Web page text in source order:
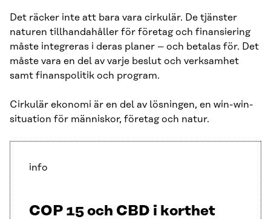
Det räcker inte att bara vara cirkulär. De tjänster
naturen tillhandahåller för företag och finansiering
måste integreras i deras planer – och betalas för. Det
måste vara en del av varje beslut och verksamhet
samt finanspolitik och program.
Cirkulär ekonomi är en del av lösningen, en win-win-
situation för människor, företag och natur.
info
COP 15 och CBD i korthet